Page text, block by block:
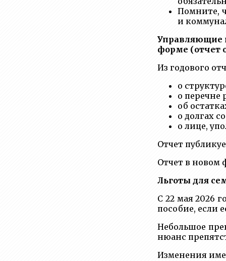
Помните,
и
Управляющие
форме (отчет
Из годового
о
о перечне
об
о долгах
о лице,
Отчет
Отчет в новом
Льготы для
С 22 мая 2026
пособие, если
Небольшое
нюанс
Изменения